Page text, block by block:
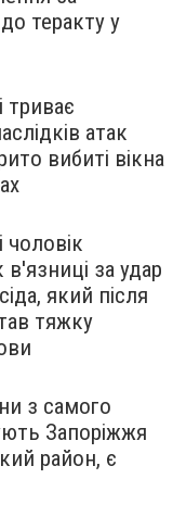
теракту у
триває
атак
вибиті вікна
чоловік
в'язниці за удар
який після
тяжку
з самого
Запоріжжя
район, є